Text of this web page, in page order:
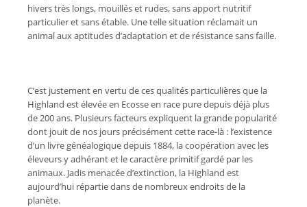
hivers très longs, mouillés et rudes, sans apport nutritif
particulier et sans étable. Une telle situation réclamait un
animal aux aptitudes d’adaptation et de résistance sans faille.
C’est justement en vertu de ces qualités particulières que la
Highland est élevée en Ecosse en race pure depuis déjà plus
de 200 ans. Plusieurs facteurs expliquent la grande popularité
dont jouit de nos jours précisément cette race-là : l’existence
d’un livre généalogique depuis 1884, la coopération avec les
éleveurs y adhérant et le caractère primitif gardé par les
animaux. Jadis menacée d’extinction, la Highland est
aujourd’hui répartie dans de nombreux endroits de la
planète.